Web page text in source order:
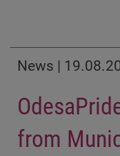
News |
from